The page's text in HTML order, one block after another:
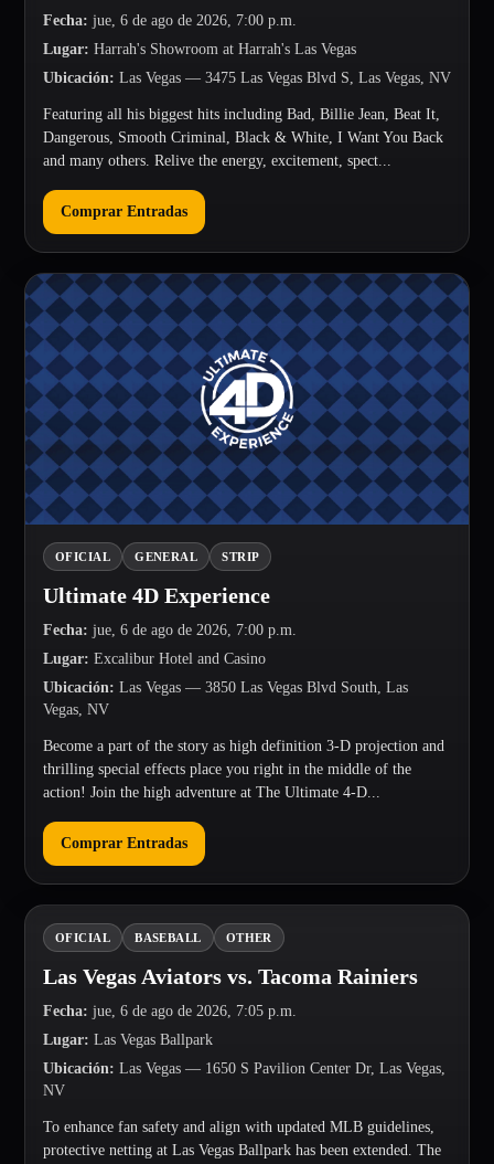
Fecha: jue, 6 de ago de 2026, 7:00 p.m.
Lugar: Harrah's Showroom at Harrah's Las Vegas
Ubicación: Las Vegas — 3475 Las Vegas Blvd S, Las Vegas, NV
Featuring all his biggest hits including Bad, Billie Jean, Beat It,
Dangerous, Smooth Criminal, Black & White, I Want You Back
and many others. Relive the energy, excitement, spect...
Comprar Entradas
OFICIAL GENERAL STRIP
Ultimate 4D Experience
Fecha: jue, 6 de ago de 2026, 7:00 p.m.
Lugar: Excalibur Hotel and Casino
Ubicación: Las Vegas — 3850 Las Vegas Blvd South, Las
Vegas, NV
Become a part of the story as high definition 3-D projection and
thrilling special effects place you right in the middle of the
action! Join the high adventure at The Ultimate 4-D...
Comprar Entradas
OFICIAL BASEBALL OTHER
Las Vegas Aviators vs. Tacoma Rainiers
Fecha: jue, 6 de ago de 2026, 7:05 p.m.
Lugar: Las Vegas Ballpark
Ubicación: Las Vegas — 1650 S Pavilion Center Dr, Las Vegas,
NV
To enhance fan safety and align with updated MLB guidelines,
protective netting at Las Vegas Ballpark has been extended. The